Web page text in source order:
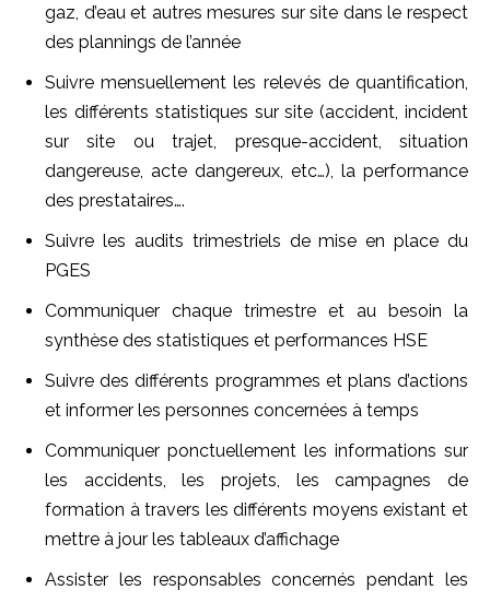
gaz, d’eau et autres mesures sur site dans le respect
des plannings de l’année
Suivre mensuellement les relevés de quantification,
les différents statistiques sur site (accident, incident
sur site ou trajet, presque-accident, situation
dangereuse, acte dangereux, etc…), la performance
des prestataires….
Suivre les audits trimestriels de mise en place du
PGES
Communiquer chaque trimestre et au besoin la
synthèse des statistiques et performances HSE
Suivre des différents programmes et plans d’actions
et informer les personnes concernées à temps
Communiquer ponctuellement les informations sur
les accidents, les projets, les campagnes de
formation à travers les différents moyens existant et
mettre à jour les tableaux d’affichage
Assister les responsables concernés pendant les